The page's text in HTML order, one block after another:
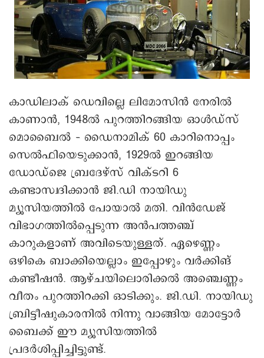
കാഡിലാക് ഡെവില്ലെ ലിമോസിൻ നേരിൽ
കാണാൻ, 1948ൽ പുറത്തിറങ്ങിയ ഓൾഡ്സ്
മൊബൈൽ – ഡൈനാമിക് 60 കാറിനൊപ്പം
സെൽഫിയെടുക്കാൻ, 1929ൽ ഇറങ്ങിയ
ഡോഡ്ജെ ബ്രദേഴ്സ് വിക്ടറി 6
കണ്ടാസ്വദിക്കാൻ ജി.ഡി നായിഡു
മ്യൂസിയത്തിൽ പോയാൽ മതി. വിൻഡേജ്
വിഭാഗത്തിൽപ്പെടുന്ന അൻപത്തഞ്ച്
കാറുകളാണ് അവിടെയുള്ളത്. ഏഴെണ്ണം
ഒഴികെ ബാക്കിയെല്ലാം ഇപ്പോഴും വർക്കിങ്
കണ്ടീഷൻ. ആഴ്ചയിലൊരിക്കൽ അഞ്ചെണ്ണം
വീതം പുറത്തിറക്കി ഓടിക്കും. ജി.ഡി. നായിഡു
ബ്രിട്ടീഷുകാരനിൽ നിന്നു വാങ്ങിയ മോട്ടോർ
ബൈക്ക് ഈ മ്യൂസിയത്തിൽ
പ്രദർശിപ്പിച്ചിട്ടുണ്ട്.